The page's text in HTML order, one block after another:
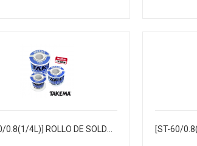
[ST-60/0.8(1/4L)] ROLLO DE SOLDADURA "TAKEMA" 0.8MM 60/40 1/4LIBRA 29MTS, CJX30, MASTERX120